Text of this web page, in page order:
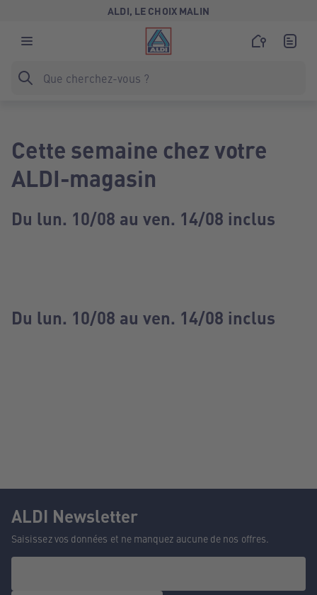
ALDI, LE CHOIX MALIN
Cette semaine chez votre
ALDI-magasin
Du lun. 10/08 au ven. 14/08 inclus
Du lun. 10/08 au ven. 14/08 inclus
ALDI Newsletter
Saisissez vos données et ne manquez aucune de nos offres.